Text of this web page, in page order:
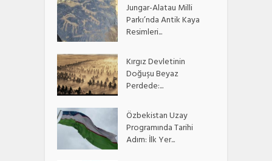
Jungar-Alatau Milli
Parkı’nda Antik Kaya
Resimleri...
Kırgız Devletinin
Doğuşu Beyaz
Perdede:...
Özbekistan Uzay
Programında Tarihi
Adım: İlk Yer...